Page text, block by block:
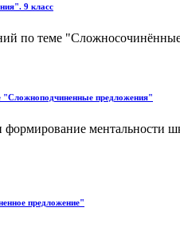
9 класс
по теме
"Сложноподчиненные предложения"
ментальности
предложение"